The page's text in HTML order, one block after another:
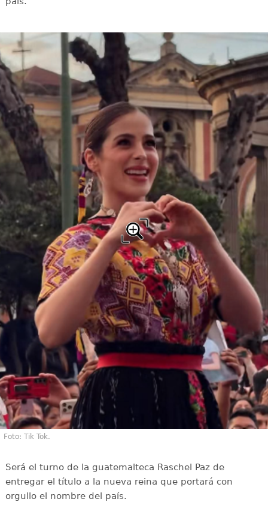
Foto: Tik Tok.
Será el turno de la guatemalteca Raschel Paz de
entregar el título a la nueva reina que portará con
orgullo el nombre del país.